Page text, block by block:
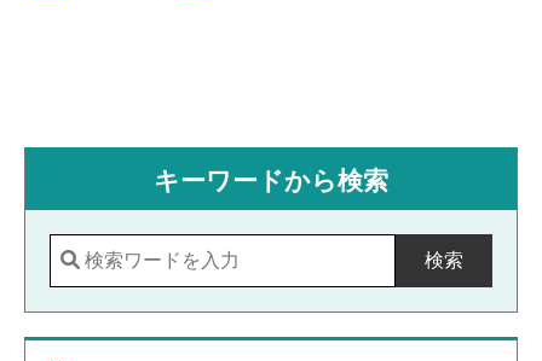
キーワードから検索
検索